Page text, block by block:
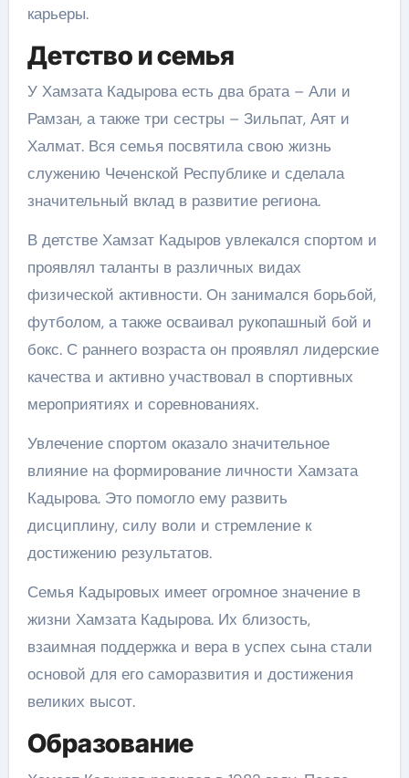
карьеры.
Детство и семья
У Хамзата Кадырова есть два брата – Али и
Рамзан, а также три сестры – Зильпат, Аят и
Халмат. Вся семья посвятила свою жизнь
служению Чеченской Республике и сделала
значительный вклад в развитие региона.
В детстве Хамзат Кадыров увлекался спортом и
проявлял таланты в различных видах
физической активности. Он занимался борьбой,
футболом, а также осваивал рукопашный бой и
бокс. С раннего возраста он проявлял лидерские
качества и активно участвовал в спортивных
мероприятиях и соревнованиях.
Увлечение спортом оказало значительное
влияние на формирование личности Хамзата
Кадырова. Это помогло ему развить
дисциплину, силу воли и стремление к
достижению результатов.
Семья Кадыровых имеет огромное значение в
жизни Хамзата Кадырова. Их близость,
взаимная поддержка и вера в успех сына стали
основой для его саморазвития и достижения
великих высот.
Образование